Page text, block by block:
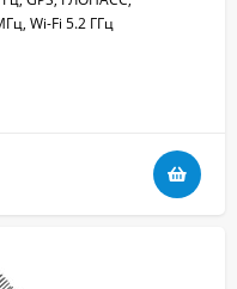
Wi-Fi 5.2 ГГц